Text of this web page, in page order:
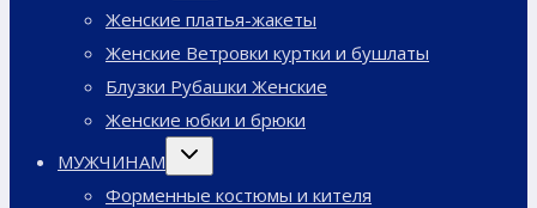
Женские платья-жакеты
Женские Ветровки куртки и бушлаты
Блузки Рубашки Женские
Женские юбки и брюки
МУЖЧИНАМ
Переключить
дочернее
Форменные костюмы и кителя